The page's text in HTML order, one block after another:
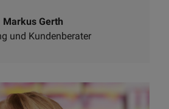
Markus Gerth
und Kundenberater